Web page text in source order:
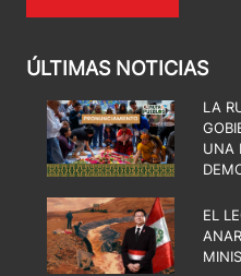
ÚLTIMAS NOTICIAS
LA
UNA
EL